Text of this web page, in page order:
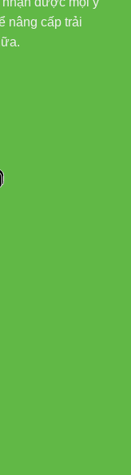
& Vinaled
109 – 0938 461
nâng cấp trải